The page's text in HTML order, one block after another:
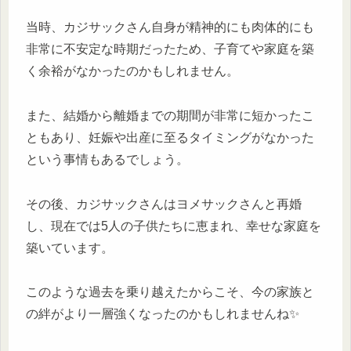
当時、カジサックさん自身が精神的にも肉体的にも
非常に不安定な時期だったため、子育てや家庭を築
く余裕がなかったのかもしれません。
また、結婚から離婚までの期間が非常に短かったこ
ともあり、妊娠や出産に至るタイミングがなかった
という事情もあるでしょう。
その後、カジサックさんはヨメサックさんと再婚
し、現在では5人の子供たちに恵まれ、幸せな家庭を
築いています。
このような過去を乗り越えたからこそ、今の家族と
の絆がより一層強くなったのかもしれませんね✨